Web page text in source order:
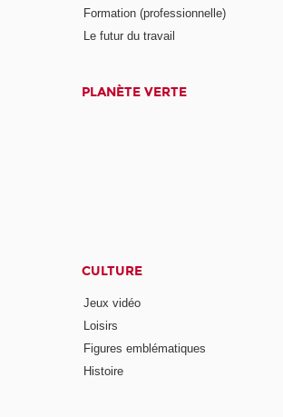
Formation (professionnelle)
Le futur du travail
PLANÈTE VERTE
CULTURE
Jeux vidéo
Loisirs
Figures emblématiques
Histoire